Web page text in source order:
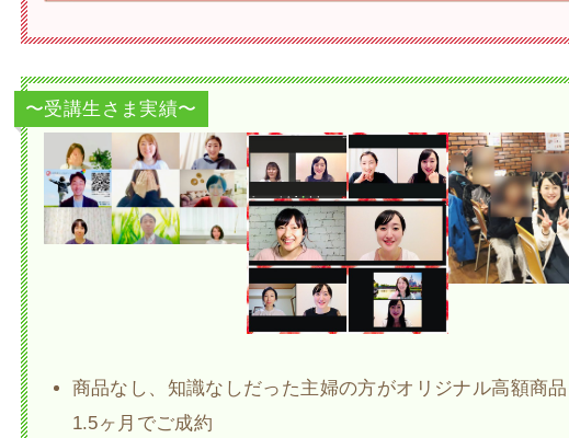
〜受講生さま実績〜
商品なし、知識なしだった主婦の方がオリジナル高額商品
1.5ヶ月でご成約